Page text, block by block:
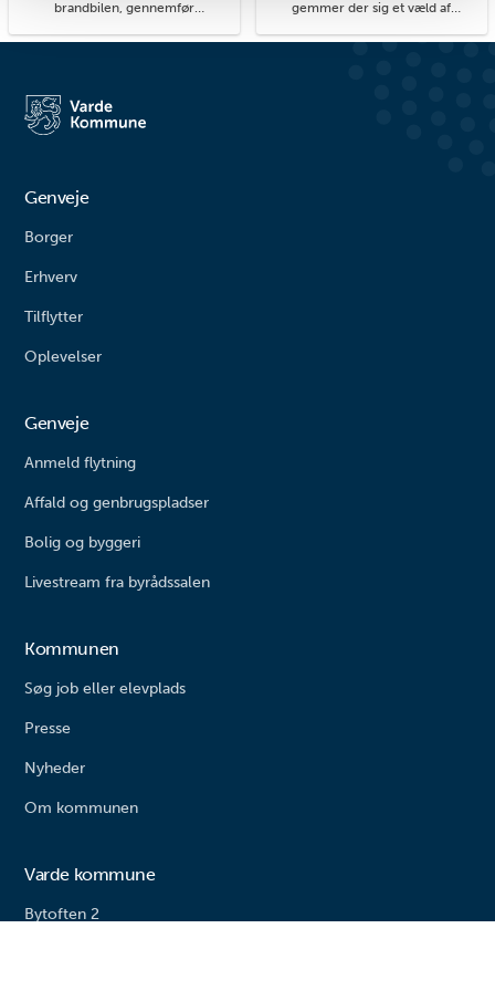
brandbilen, gennemfør
du kan. På legepladsen i
større børn. Her finder du alt fra
vipper og klatrestativ til
gemmer der sig et væld af
detaljer, du kan få øje på, når du
Genveje
Borger
Erhverv
Tilflytter
Oplevelser
Genveje
Anmeld flytning
Affald og genbrugspladser
Bolig og byggeri
Livestream fra byrådssalen
Kommunen
Søg job eller elevplads
Presse
Nyheder
Om kommunen
Varde kommune
Bytoften 2